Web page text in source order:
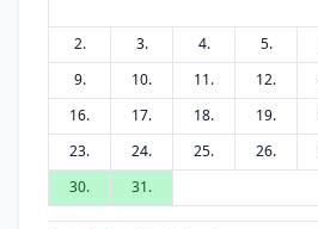
2.
3. 4. 5.
9.
10. 11. 12.
16.
17. 18. 19.
23.
24. 25. 26.
30.
31.